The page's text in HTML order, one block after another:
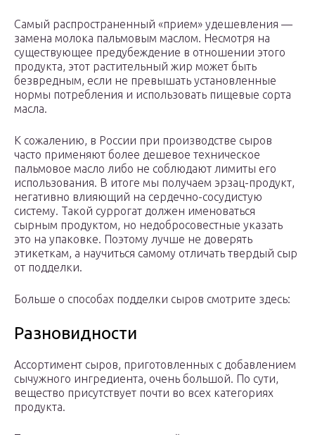
Самый распространенный «прием» удешевления —
замена молока пальмовым маслом. Несмотря на
существующее предубеждение в отношении этого
продукта, этот растительный жир может быть
безвредным, если не превышать установленные
нормы потребления и использовать пищевые сорта
масла.
К сожалению, в России при производстве сыров
часто применяют более дешевое техническое
пальмовое масло либо не соблюдают лимиты его
использования. В итоге мы получаем эрзац-продукт,
негативно влияющий на сердечно-сосудистую
систему. Такой суррогат должен именоваться
сырным продуктом, но недобросовестные указать
это на упаковке. Поэтому лучше не доверять
этикеткам, а научиться самому отличать твердый сыр
от подделки.
Больше о способах подделки сыров смотрите здесь:
Разновидности
Ассортимент сыров, приготовленных с добавлением
сычужного ингредиента, очень большой. По сути,
вещество присутствует почти во всех категориях
продукта.